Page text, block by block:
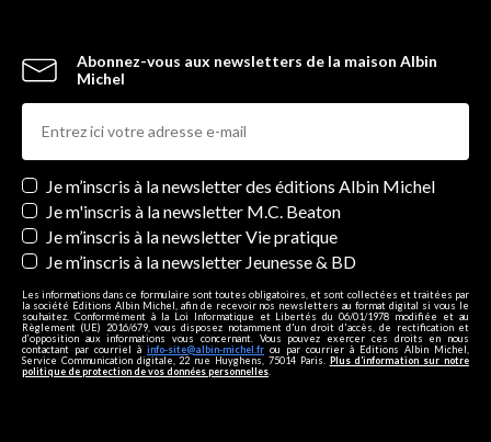
Abonnez-vous aux newsletters de la maison Albin
Michel
Newsletters
Je m’inscris à la newsletter des éditions Albin Michel
Je m'inscris à la newsletter M.C. Beaton
Je m’inscris à la newsletter Vie pratique
Je m’inscris à la newsletter Jeunesse & BD
Les informations dans ce formulaire sont toutes obligatoires, et sont collectées et traitées par
la société Editions Albin Michel, afin de recevoir nos newsletters au format digital si vous le
souhaitez. Conformément à la Loi Informatique et Libertés du 06/01/1978 modifiée et au
Règlement (UE) 2016/679, vous disposez notamment d'un droit d'accès, de rectification et
d’opposition aux informations vous concernant. Vous pouvez exercer ces droits en nous
contactant par courriel à info-site@albin-michel.fr ou par courrier à Editions Albin Michel,
Service Communication digitale, 22 rue Huyghens, 75014 Paris. Plus d’information sur notre
politique de protection de vos données personnelles